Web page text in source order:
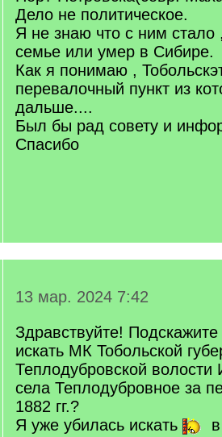
Дело не политическое.
Я не знаю что с ним стало
семье или умер в Сибире.
Как я понимаю ,
перевалочный пункт из
дальше....
Был бы рад совету и
Спасибо
13 мар. 2024 7:42
Здравствуйте!
искать МК Тобольской
Теплодубровской волости
села Теплодубровное за
1882 гг.?
Я уже убилась искать